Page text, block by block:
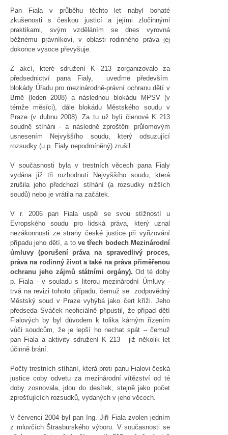
Pan Fiala v průběhu těchto let nabyl bohaté
zkušenosti s českou justicí a jejími zločinnými
praktikami, svým vzděláním se dnes vyrovná
běžnému právníkovi, v oblasti rodinného práva jej
dokonce vysoce převyšuje.
Z akcí, které sdružení K 213 zorganizovalo za
předsednictví pana Fialy, uveďme především
blokády Úřadu pro mezinárodně-právní ochranu dětí v
Brně (leden 2008) a následnou blokádu MPSV (v
témže měsíci), dále blokádu Městského soudu v
Praze (v dubnu 2008). Za tu už byli členové K 213
soudně stíháni - a následně zproštěni průlomovým
usnesením Nejvyššího soudu, který odsuzující
rozsudky (u p. Fialy nepodmíněný) zrušil.
V současnosti byla v trestních věcech pana Fialy
vydána již tři rozhodnutí Nejvyššího soudu, která
zrušila jeho předchozí stíhání (a rozsudky nižších
soudů) nebo je vrátila na začátek.
V r. 2006 pan Fiala uspěl se svou stížností u
Evropského soudu pro lidská práva, který uznal
nezákonnosti ze strany české justice při vyřizování
případu jeho dětí, a to ve třech bodech Mezinárodní
úmluvy (porušení práva na spravedlivý proces,
práva na rodinný život a také na práva přiměřenou
ochranu jeho zájmů státními orgány). Od té doby
p. Fiala - v souladu s literou mezinárodní Úmluvy -
trvá na revizi tohoto případu, čemuž se zodpovědný
Městský soud v Praze vyhýbá jako čert kříži. Jeho
předseda Sváček neoficiálně připustil, že případ dětí
Fialových by byl důvodem k tolika kárným řízením
vůči soudcům, že je lepší ho nechat spát – čemuž
pan Fiala a aktivity sdružení K 213 - již několik let
účinně brání.
Počty trestních stíhání, která proti panu Fialovi česká
justice coby odvetu za mezinárodní vítězství od té
doby zosnovala, jdou do desítek, stejně jako počet
zprošťujících rozsudků, vydaných v jeho věcech.
V červenci 2004 byl pan Ing. Jiří Fiala zvolen jedním
z mluvčích Štrasburského výboru. V současnosti se